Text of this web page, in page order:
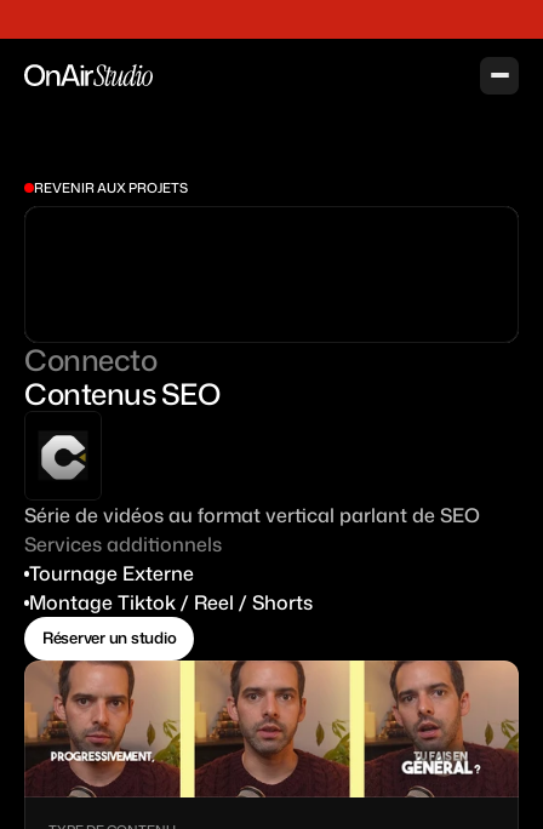
Studio - Mathusalem
Studio - Cuisine
Venir
Projets
Tarifs
Contact
Espace client
Réserver un studio
REVENIR AUX PROJETS
Connecto
Contenus SEO
Série de vidéos au format vertical parlant de SEO
Services additionnels
Tournage Externe
Montage Tiktok / Reel / Shorts
Réserver un studio